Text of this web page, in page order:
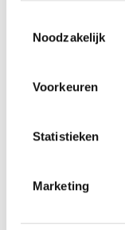
Noodzakelijk
Voorkeuren
Statistieken
Marketing